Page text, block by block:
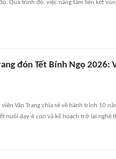
Quá trình đó, việc nâng tầm liên kết
đón Tết Bính Ngọ 2026:
Vân Trang chia sẻ về hành trình 10
nuôi dạy 4 con và kế hoạch trở lại nghệ